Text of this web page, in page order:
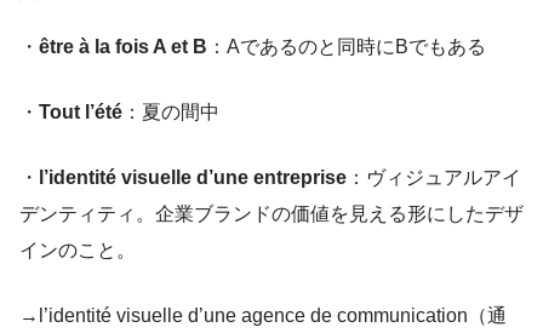
・ être à la fois A et B ：Aであるのと同時にBでもある
・ Tout l’été ：夏の間中
・ l’identité visuelle d’une entreprise ：ヴィジュアルアイ
デンティティ。企業ブランドの価値を見える形にしたデザ
インのこと。
→l’identité visuelle d’une agence de communication（通